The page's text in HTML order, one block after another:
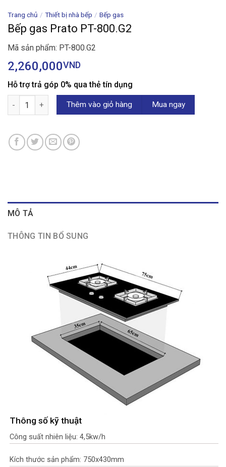
Trang chủ / Thiết bị nhà bếp / Bếp gas
Bếp gas Prato PT-800.G2
Mã sản phẩm: PT-800.G2
2,260,000VND
Hỗ trợ trả góp 0% qua thẻ tín dụng
Bếp gas Prato PT-800.G2 số lượng
Thêm vào giỏ hàng Mua ngay
MÔ TẢ
THÔNG TIN BỔ SUNG
Thông số kỹ thuật
Công suất nhiên liệu: 4,5kw/h
Kích thước sản phẩm: 750x430mm